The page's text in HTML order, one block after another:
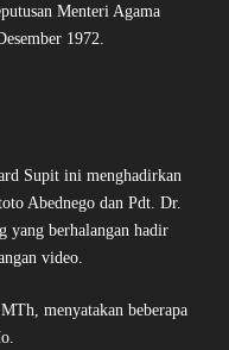
Menteri Agama
1972.
Supit ini menghadirkan
Abednego dan Pdt. Dr.
yang berhalangan hadir
video.
menyatakan beberapa